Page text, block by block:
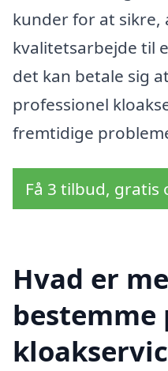
kunder for at sikre,
kvalitetsarbejde til
det kan betale sig
professionel
fremtidige
Få 3 tilbud,
Hvad er
bestemme